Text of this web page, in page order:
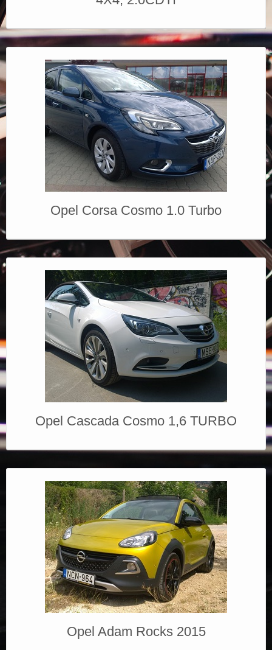
Opel Corsa Cosmo 1.0 Turbo
Opel Cascada Cosmo 1,6 TURBO
Opel Adam Rocks 2015